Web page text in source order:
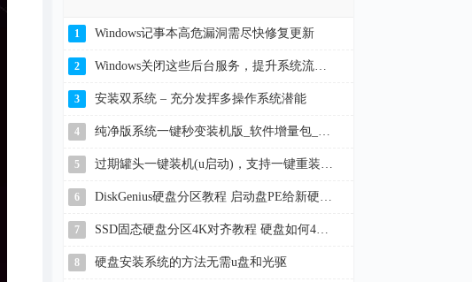
1 Windows记事本高危漏洞需尽快修复更新
2
3 安装双系统 – 充分发挥多操作系统潜能
4
5
6
7
8 硬盘安装系统的方法无需u盘和光驱